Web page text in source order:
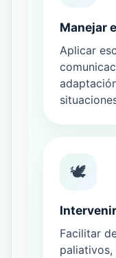
Manejar
Aplicar
🕊️
Facilitar
paliativos,